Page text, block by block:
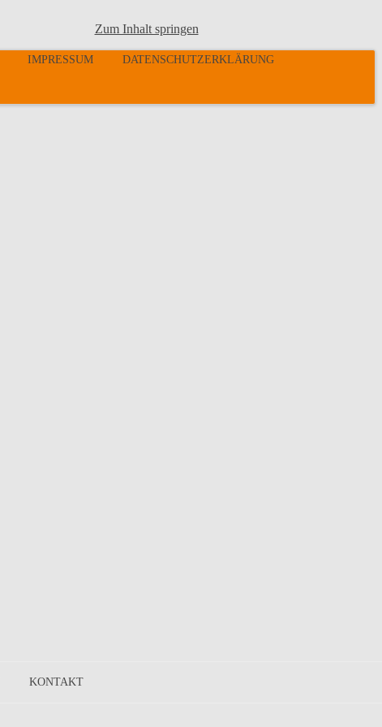
Zum Inhalt springen
IMPRESSUM DATENSCHUTZERKLÄRUNG
KONTAKT